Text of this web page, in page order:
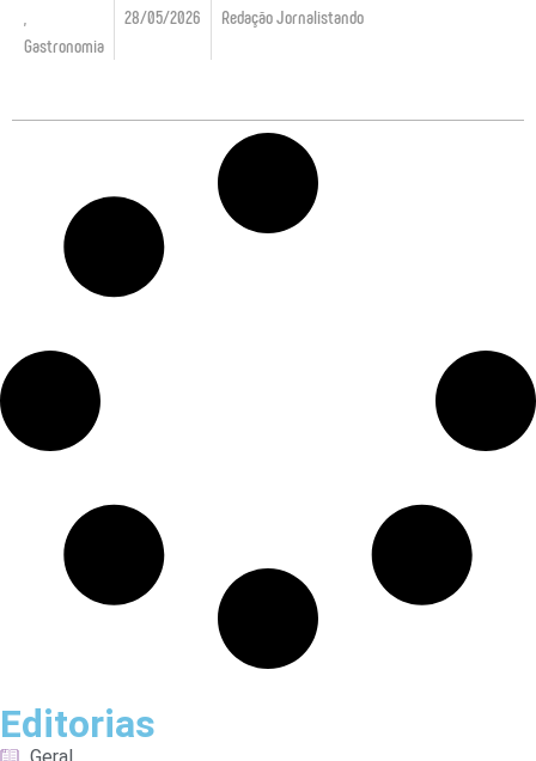
Gastronomia
28/05/2026 Redação Jornalistando
Editorias